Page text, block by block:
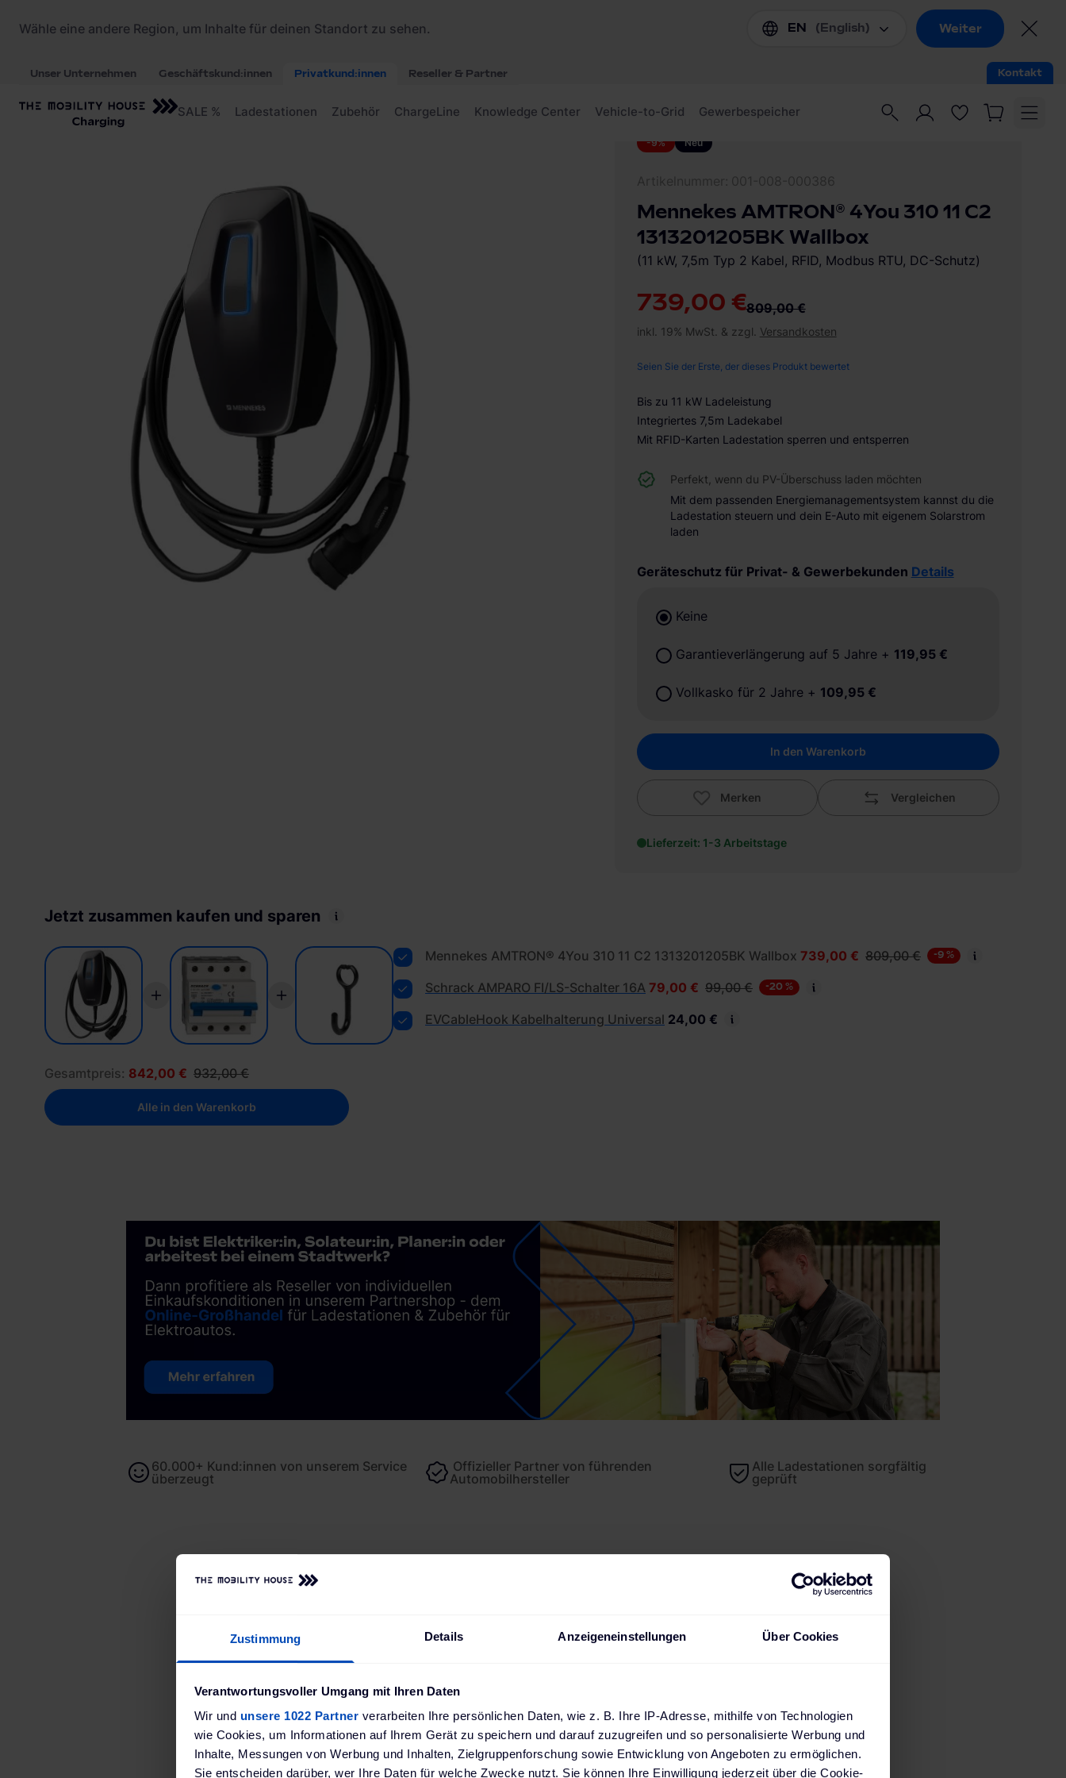
Zustimmung Details Anzeigeneinstellungen Über Cookies
Verantwortungsvoller Umgang mit Ihren Daten
Wir und unsere 1022 Partner verarbeiten Ihre persönlichen Daten, wie z. B. Ihre IP-Adresse, mithilfe von Technologien
wie Cookies, um Informationen auf Ihrem Gerät zu speichern und darauf zuzugreifen und so personalisierte Werbung und
Inhalte, Messungen von Werbung und Inhalten, Zielgruppenforschung sowie Entwicklung von Angeboten zu ermöglichen.
Sie entscheiden darüber, wer Ihre Daten für welche Zwecke nutzt. Sie können Ihre Einwilligung jederzeit über die Cookie-
Startseite / Ladestationen / Mennekes AMTRON® 4You 310 11 C2 1313201205BK Wallbox
-9% Neu
739,00 €809,00 €
inkl. 19% MwSt. & zzgl. Versandkosten
Seien Sie der Erste, der dieses Produkt bewertet
Bis zu 11 kW Ladeleistung
Integriertes 7,5m Ladekabel
Mit RFID-Karten Ladestation sperren und entsperren
Geräteschutz für Privat- & Gewerbekunden Details
Keine
Garantieverlängerung auf 5 Jahre + 119,95 €
Vollkasko für 2 Jahre + 109,95 €
In den Warenkorb
Merken Vergleichen
Lieferzeit: 1-3 Arbeitstage
Mennekes AMTRON® 4You 310 11 C2
1313201205BK Wallbox
(11 kW, 7,5m Typ 2 Kabel, RFID, Modbus RTU, DC-Schutz)
Perfekt, wenn du PV-Überschuss laden möchten
Mit dem passenden Energiemanagementsystem kannst du die
Ladestation steuern und dein E-Auto mit eigenem Solarstrom
laden
Jetzt zusammen kaufen und sparen
Mennekes AMTRON® 4You 310 11 C2 1313201205BK Wallbox 739,00 € 809,00 € -9 %
Schrack AMPARO FI/LS-Schalter 16A 79,00 € 99,00 € -20 %
EVCableHook Kabelhalterung Universal 24,00 €
Gesamtpreis: 842,00 € 932,00 €
Alle in den Warenkorb
60.000+ Kund:innen von unserem Service
überzeugt
Offizieller Partner von führenden
Automobilhersteller
Alle Ladestationen sorgfältig
geprüft
Hersteller Mennekes
GTIN 4015394302254